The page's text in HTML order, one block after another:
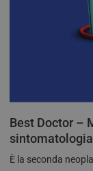
Best Doctor –
È la seconda